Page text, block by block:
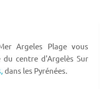
Argeles Plage vous
centre d'Argelès Sur
dans les Pyrénées.